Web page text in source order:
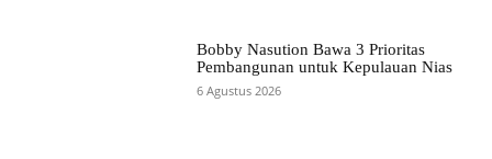
Bobby Nasution Bawa 3 Prioritas
Pembangunan untuk Kepulauan Nias
6 Agustus 2026